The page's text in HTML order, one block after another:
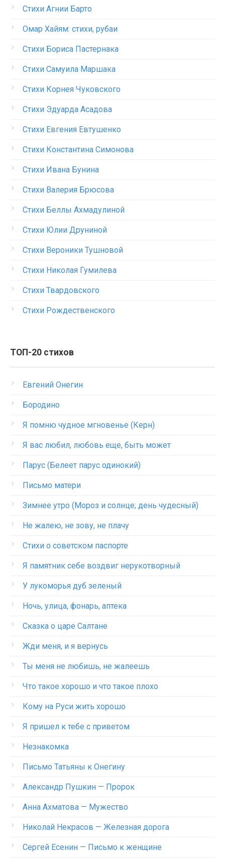
Стихи Агнии Барто
Омар Хайям: стихи, рубаи
Стихи Бориса Пастернака
Стихи Самуила Маршака
Стихи Корнея Чуковского
Стихи Эдуарда Асадова
Стихи Евгения Евтушенко
Стихи Константина Симонова
Стихи Ивана Бунина
Стихи Валерия Брюсова
Стихи Беллы Ахмадулиной
Стихи Юлии Друниной
Стихи Вероники Тушновой
Стихи Николая Гумилева
Стихи Твардовского
Стихи Рождественского
ТОП-20 стихов
Евгений Онегин
Бородино
Я помню чудное мгновенье (Керн)
Я вас любил, любовь еще, быть может
Парус (Белеет парус одинокий)
Письмо матери
Зимнее утро (Мороз и солнце; день чудесный)
Не жалею, не зову, не плачу
Стихи о советском паспорте
Я памятник себе воздвиг нерукотворный
У лукоморья дуб зеленый
Ночь, улица, фонарь, аптека
Сказка о царе Салтане
Жди меня, и я вернусь
Ты меня не любишь, не жалеешь
Что такое хорошо и что такое плохо
Кому на Руси жить хорошо
Я пришел к тебе с приветом
Незнакомка
Письмо Татьяны к Онегину
Александр Пушкин — Пророк
Анна Ахматова — Мужество
Николай Некрасов — Железная дорога
Сергей Есенин — Письмо к женщине